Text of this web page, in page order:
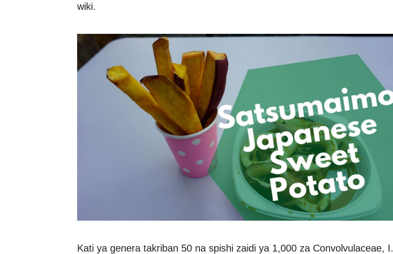
wiki.
Kati ya genera takriban 50 na spishi zaidi ya 1,000 za Convolvulaceae, I.